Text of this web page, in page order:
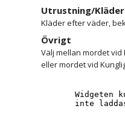
Utrustning/Kläder
Kläder efter väder,
Övrigt
Välj mellan mordet vid
eller mordet vid